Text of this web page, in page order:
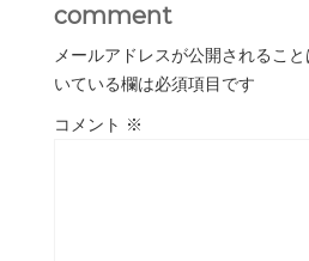
comment
メールアドレスが公開されること
いている欄は必須項目です
コメント ※